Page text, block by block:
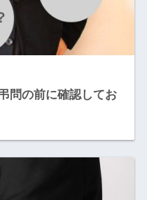
問の前に確認してお